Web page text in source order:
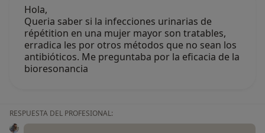
Hola,
Queria saber si la infecciones urinarias de
répétition en una mujer mayor son tratables,
erradica les por otros métodos que no sean los
antibióticos. Me preguntaba por la eficacia de la
bioresonancia
RESPUESTA DEL PROFESIONAL:
Sí, una vez
No, pero lo consideraría
Continuar